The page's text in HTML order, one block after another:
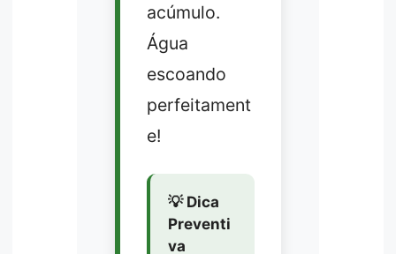
acúmulo.
Água
escoando
perfeitament
e!
💡 Dica
Preventi
va